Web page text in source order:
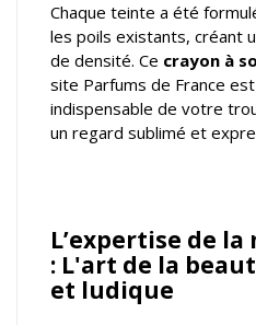
Chaque teinte a été
les poils existants, créant
de densité. Ce crayon à
site Parfums de France
indispensable de votre
un regard sublimé et
L’expertise de
: L'art de la
et ludique